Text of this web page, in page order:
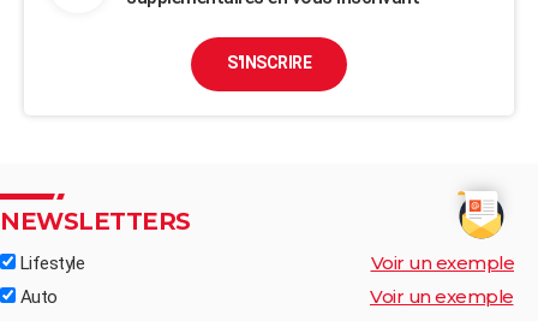
S'INSCRIRE
NEWSLETTERS
Lifestyle Voir un exemple
Auto Voir un exemple